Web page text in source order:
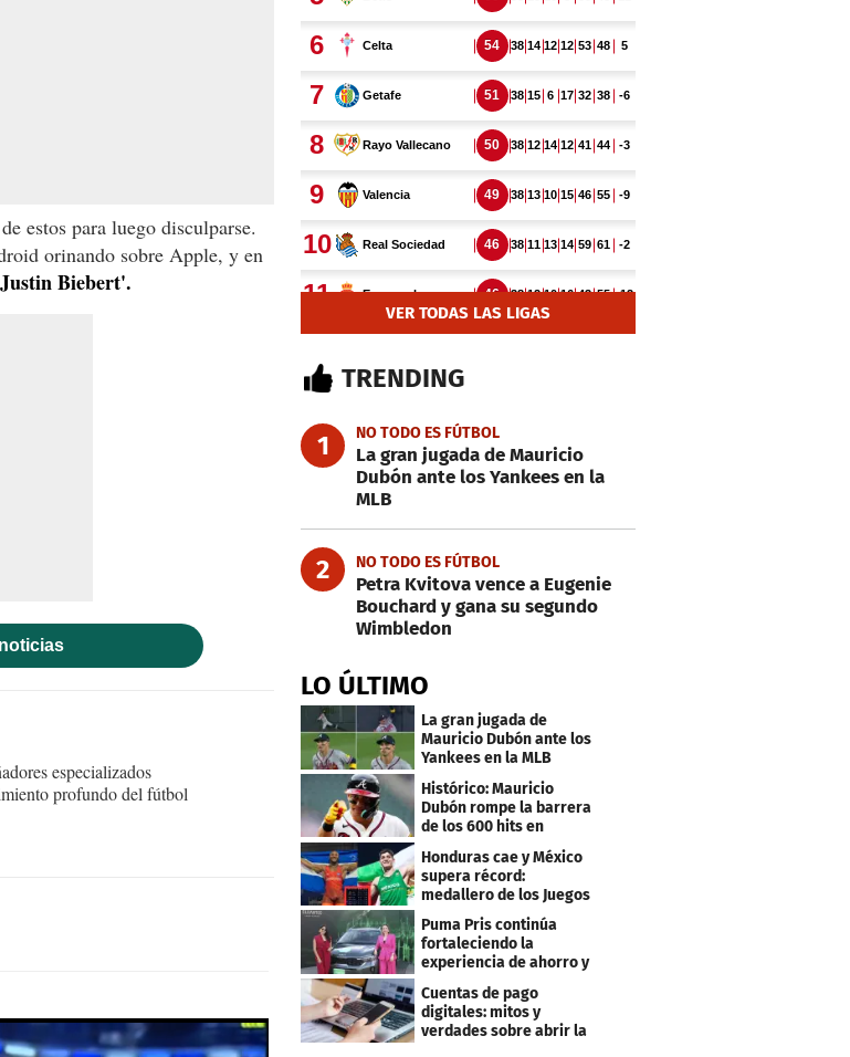
estos para luego disculparse.
orinando sobre Apple, y en
Biebert'.
especializados
profundo del fútbol
VER TODAS LAS LIGAS
TRENDING
1 NO TODO ES FÚTBOL
La gran jugada de Mauricio
Dubón ante los Yankees en la
MLB
2 NO TODO ES FÚTBOL
Petra Kvitova vence a Eugenie
Bouchard y gana su segundo
Wimbledon
LO ÚLTIMO
La gran jugada de
Mauricio Dubón ante los
Yankees en la MLB
Histórico: Mauricio
Dubón rompe la barrera
de los 600 hits en
Honduras cae y México
supera récord:
medallero de los Juegos
Centroamericanos
Puma Pris continúa
fortaleciendo la
experiencia de ahorro y
clientes
Cuentas de pago
digitales: mitos y
verdades sobre abrir la